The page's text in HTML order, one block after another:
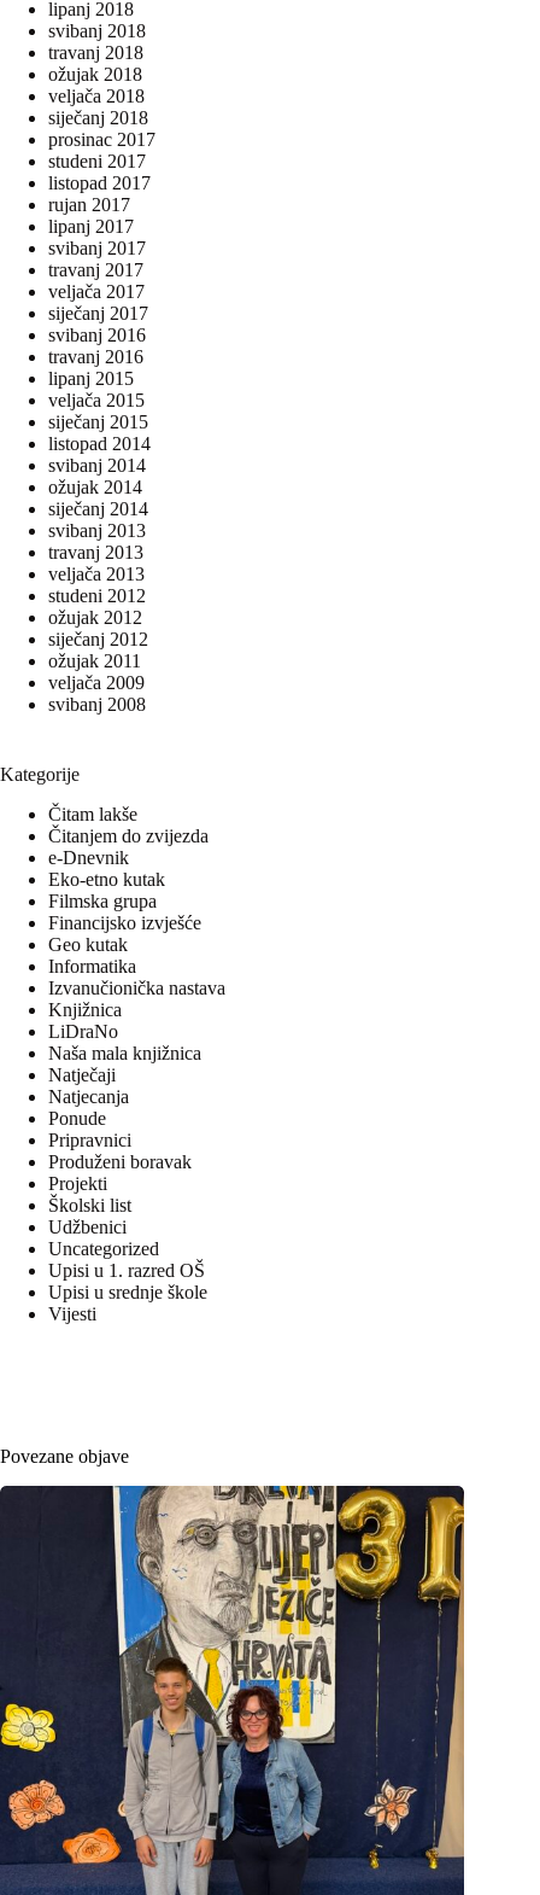
lipanj 2018
svibanj 2018
travanj 2018
ožujak 2018
veljača 2018
siječanj 2018
prosinac 2017
studeni 2017
listopad 2017
rujan 2017
lipanj 2017
svibanj 2017
travanj 2017
veljača 2017
siječanj 2017
svibanj 2016
travanj 2016
lipanj 2015
veljača 2015
siječanj 2015
listopad 2014
svibanj 2014
ožujak 2014
siječanj 2014
svibanj 2013
travanj 2013
veljača 2013
studeni 2012
ožujak 2012
siječanj 2012
ožujak 2011
veljača 2009
svibanj 2008
Kategorije
Čitam lakše
Čitanjem do zvijezda
e-Dnevnik
Eko-etno kutak
Filmska grupa
Financijsko izvješće
Geo kutak
Informatika
Izvanučionička nastava
Knjižnica
LiDraNo
Naša mala knjižnica
Natječaji
Natjecanja
Ponude
Pripravnici
Produženi boravak
Projekti
Školski list
Udžbenici
Uncategorized
Upisi u 1. razred OŠ
Upisi u srednje škole
Vijesti
Povezane objave